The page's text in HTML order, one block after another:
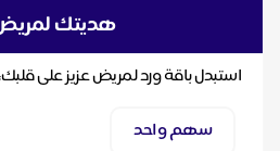
هديتك
استبدل باقة ورد لمريض عزيز على
سهم واحد